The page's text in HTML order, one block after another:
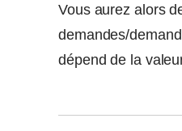
Vous aurez alors
demandes/
dépend de la